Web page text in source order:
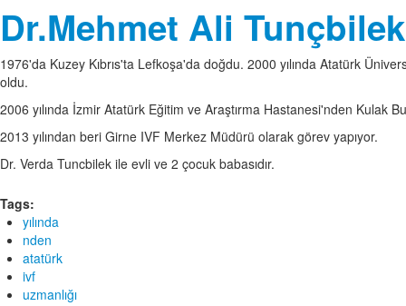
Dr.Mehmet Ali Tunçbilek
1976'da Kuzey Kıbrıs'ta Lefkoşa'da doğdu. 2000 yılında Atatürk
oldu.
2006 yılında İzmir Atatürk Eğitim ve Araştırma Hastanesi'nden Kulak
2013 yılından beri Girne IVF Merkez Müdürü olarak görev yapıyor.
Dr. Verda Tuncbilek ile evli ve 2 çocuk babasıdır.
Tags:
yılında
nden
atatürk
ivf
uzmanlığı